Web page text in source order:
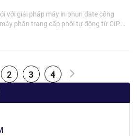
với giải pháp máy in phun date công
phân trang cấp phôi tự động từ CIP.
2 3 4